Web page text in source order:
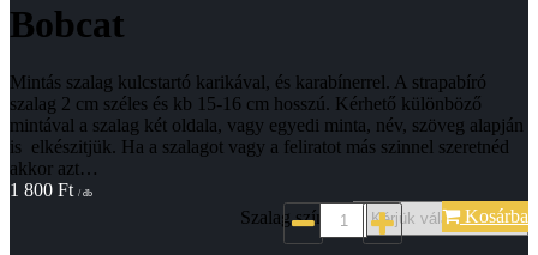
Bobcat
Mintás szalag kulcstartó karikával, és karabínerrel. A strapabíró
szalag 2 cm széles és kb 15-16 cm hosszú. Kérhető különböző
mintával a szalag két oldala, vagy egyedi minta, név, szöveg alapján
is elkészitjük. Ha a szalagot vagy a feliratot más szinnel szeretnéd
akkor azt…
1 800 Ft / db
Szalag színe*: Kosárba